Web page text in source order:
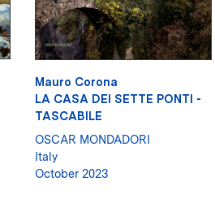
Mauro Corona
LA CASA DEI SETTE PONTI -
TASCABILE
OSCAR MONDADORI
Italy
October 2023